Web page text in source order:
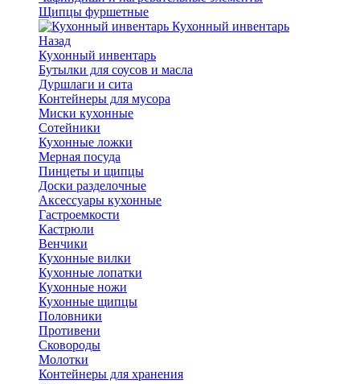
Щипцы фуршетные
Кухонный инвентарь
Назад
Кухонный инвентарь
Бутылки для соусов и масла
Дуршлаги и сита
Контейнеры для мусора
Миски кухонные
Сотейники
Кухонные ложки
Мерная посуда
Пинцеты и щипцы
Доски разделочные
Аксессуары кухонные
Гастроемкости
Кастрюли
Венчики
Кухонные вилки
Кухонные лопатки
Кухонные ножи
Кухонные щипцы
Половники
Противени
Сковороды
Молотки
Контейнеры для хранения